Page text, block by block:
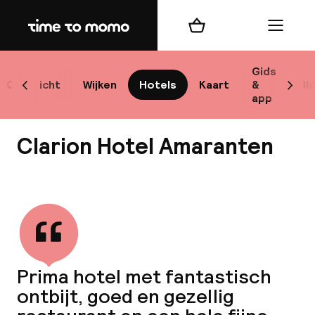
Home
Overzicht Wijken Hotels Kaart
Gids
&
app
Scroll naar links
Winkelmand Menu
Clarion Hotel Amaranten
Prima hotel met fantastisch
ontbijt, goed en gezellig